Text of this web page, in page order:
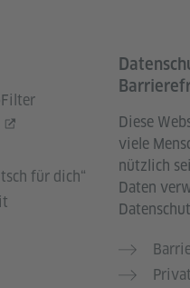
für dich“
Diese
viele
nützlich
Daten